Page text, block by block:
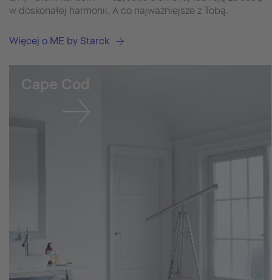
w doskonałej harmonii. A co najważniejsze z Tobą.
Więcej o ME by Starck
Cape Cod